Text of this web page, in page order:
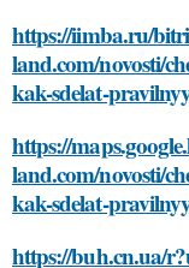
https://iimba.ru/
land.com/novosti/
kak-sdelat-
https://
land.com/novosti/
kak-sdelat-
https://buh.cn.ua/